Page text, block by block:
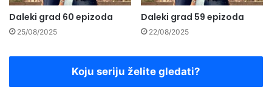
Daleki grad 60 epizoda
25/08/2025
Daleki grad 59 epizoda
22/08/2025
Koju seriju želite gledati?